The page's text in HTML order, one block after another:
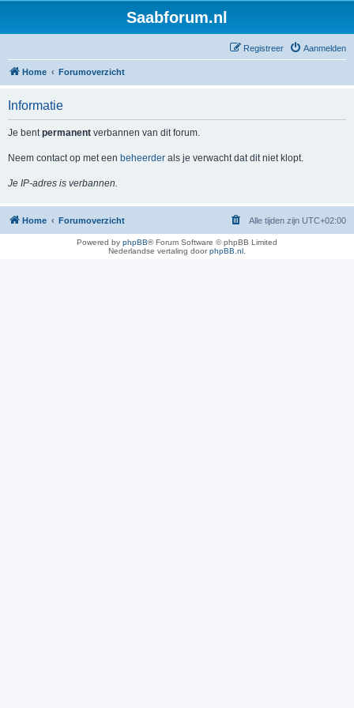
Saabforum.nl
Aanmelden
Registreer
Home Forumoverzicht
Informatie
Je bentpermanent verbannen van dit forum.
Neem contact op met een beheerder als je verwacht dat dit niet klopt.
Je IP-adres is verbannen.
Home Forumoverzicht Alle tijden zijn UTC+02:00
Powered by phpBB® Forum Software © phpBB Limited
Nederlandse vertaling doorphpBB.nl